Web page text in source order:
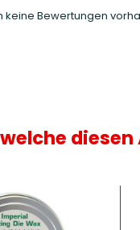
keine Bewertungen